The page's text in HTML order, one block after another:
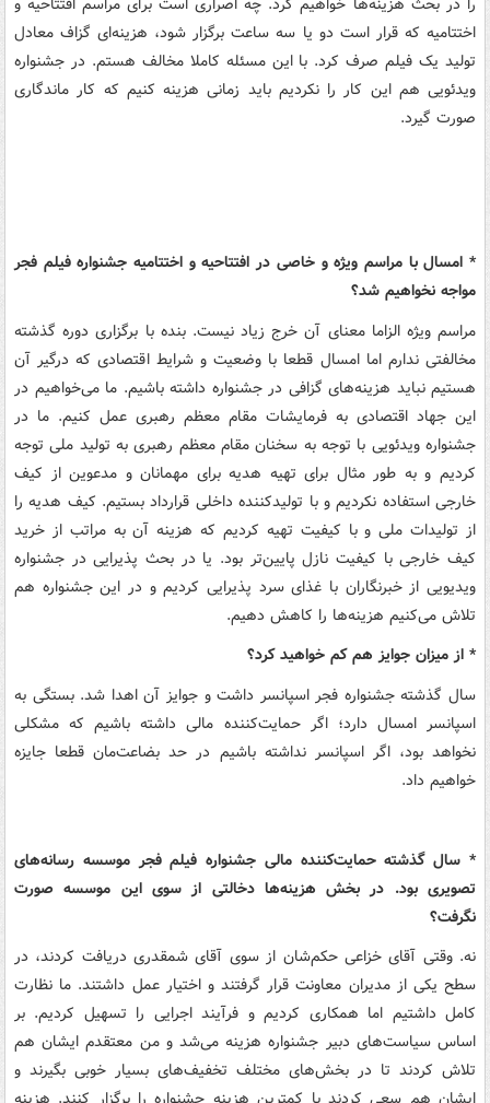
اختتامیه که قرار است دو یا سه ساعت برگزار شود، هزینه‌ای گزاف معادل
تولید یک فیلم صرف کرد. با این مسئله کاملا مخالف هستم. در جشنواره
ویدئویی هم این کار را نکردیم باید زمانی هزینه کنیم که کار ماندگاری
صورت گیرد.
* امسال با مراسم ویژه و خاصی در افتتاحیه و اختتامیه جشنواره فیلم فجر
مواجه نخواهیم شد؟
مراسم ویژه الزاما معنای آن خرج زیاد نیست. بنده با برگزاری دوره گذشته
مخالفتی ندارم اما امسال قطعا با وضعیت و شرایط اقتصادی که درگیر آن
هستیم نباید هزینه‌های گزافی در جشنواره داشته باشیم. ما می‌خواهیم در
این جهاد اقتصادی به فرمایشات مقام معظم رهبری عمل کنیم. ما در
جشنواره ویدئویی با توجه به سخنان مقام معظم رهبری به تولید ملی توجه
کردیم و به طور مثال برای تهیه هدیه برای مهمانان و مدعوین از کیف
خارجی استفاده نکردیم و با تولید‌کننده داخلی قرارداد بستیم. کیف هدیه را
از تولیدات ملی و با کیفیت تهیه کردیم که هزینه آن به مراتب از خرید
کیف خارجی با کیفیت نازل پایین‌تر بود. یا در بحث پذیرایی در جشنواره
ویدیویی از خبرنگاران با غذای سرد پذیرایی کردیم و در این جشنواره هم
تلاش می‌کنیم هزینه‌ها را کاهش دهیم.
* از میزان جوایز هم کم خواهید کرد؟
سال گذشته جشنواره فجر اسپانسر داشت و جوایز آن اهدا شد. بستگی به
اسپانسر امسال دارد؛ اگر حمایت‌کننده مالی داشته باشیم که مشکلی
نخواهد بود، اگر اسپانسر نداشته باشیم در حد بضاعت‌مان قطعا جایزه
خواهیم داد.
* سال گذشته حمایت‌کننده مالی جشنواره فیلم فجر موسسه رسانه‌های
تصویری بود. در بخش هزینه‌ها دخالتی از سوی این موسسه صورت
نگرفت؟
نه‌. وقتی آقای خزاعی حکم‌شان از سوی آقای شمقدری دریافت کردند، در
سطح یکی از مدیران معاونت قرار گرفتند و اختیار عمل داشتند. ما نظارت
کامل داشتیم اما همکاری کردیم و فرآیند اجرایی را تسهیل کردیم. بر
اساس سیاست‌های دبیر جشنواره هزینه می‌شد و من معتقدم ایشان هم
تلاش کردند تا در بخش‌های مختلف تخفیف‌های بسیار خوبی بگیرند و